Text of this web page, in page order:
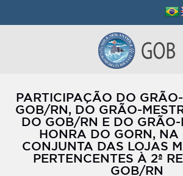
PARTICIPAÇÃO DO
GOB/RN, DO GRÃO-
DO GOB/RN E DO GRÃO-
HONRA DO GORN, NA
CONJUNTA DAS LOJAS
PERTENCENTES À 2ª
GOB/RN